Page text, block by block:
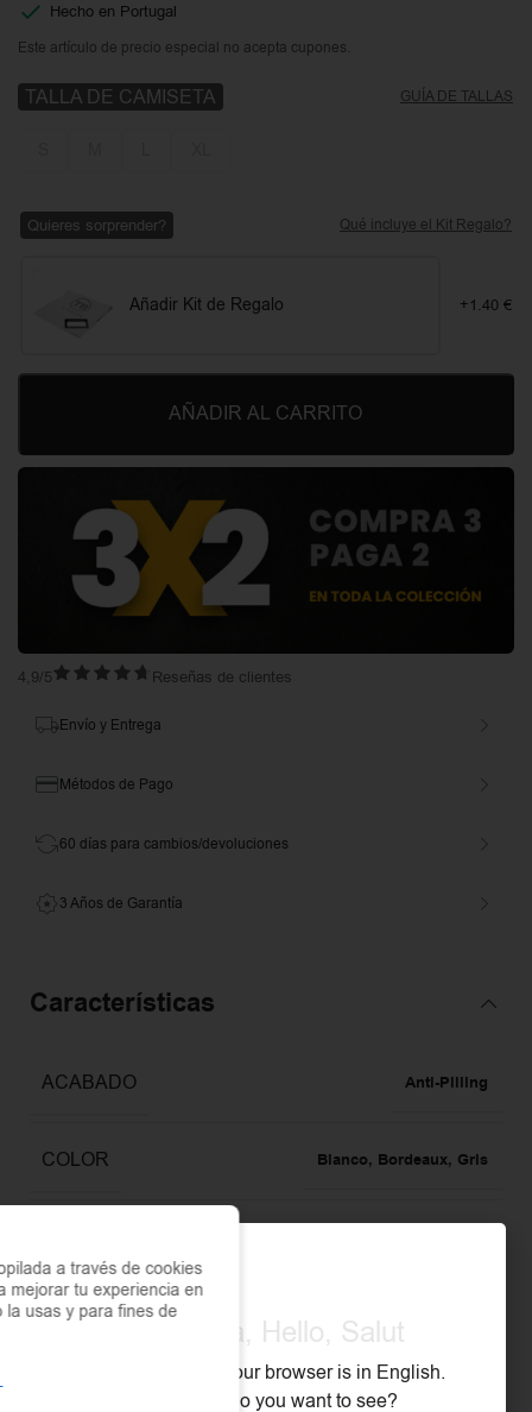
Hecho en Portugal
Este artículo de precio especial no acepta cupones.
TALLA DE CAMISETA GUÍA DE TALLAS
Quieres sorprender? Qué incluye el Kit Regalo?
Añadir Kit de Regalo +1.40 €
AÑADIR AL CARRITO
4,9/5 Reseñas de clientes
Envío y Entrega
Métodos de Pago
60 días para cambios/devoluciones
3 Años de Garantía
Características
ACABADO Anti-Pilling
COLOR Blanco, Bordeaux, Gris
a través de cookies
mejorar tu experiencia en
usas y para fines de
Olá, Hola, Hello, Salut
We noticed that your browser is in English.
What store do you want to see?